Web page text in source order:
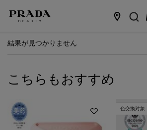
結果が見つかりません
こちらもおすすめ
色交換対象